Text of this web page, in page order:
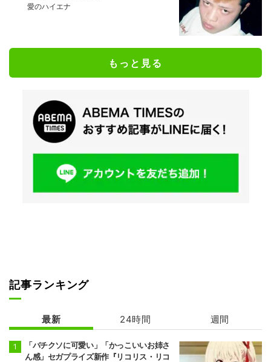
愛のハイエナ
もっと見る
記事ランキング
最新 24時間 週間
「バチクソに可愛い」「かっこいいお姉さ
ん感」セガプライズ新作『リコリス・リコ